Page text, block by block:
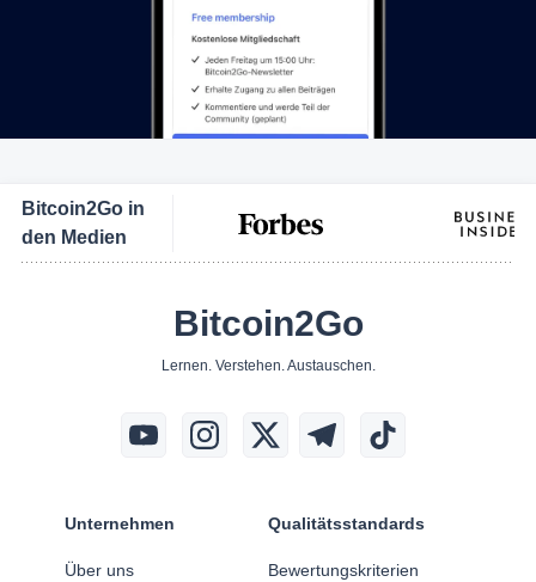
Bitcoin2Go in
den Medien
Bitcoin2Go
Lernen. Verstehen. Austauschen.
Unternehmen
Über uns
Qualitätsstandards
Bewertungskriterien